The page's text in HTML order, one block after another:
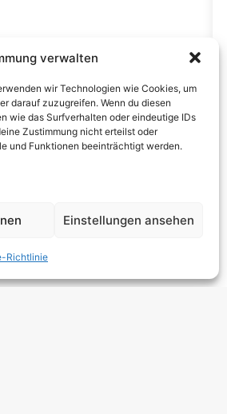
verwalten
wir Technologien wie Cookies, um
darauf zuzugreifen. Wenn du diesen
wie das Surfverhalten oder eindeutige IDs
Zustimmung nicht erteilst oder
und Funktionen beeinträchtigt werden.
Einstellungen ansehen
Richtlinie